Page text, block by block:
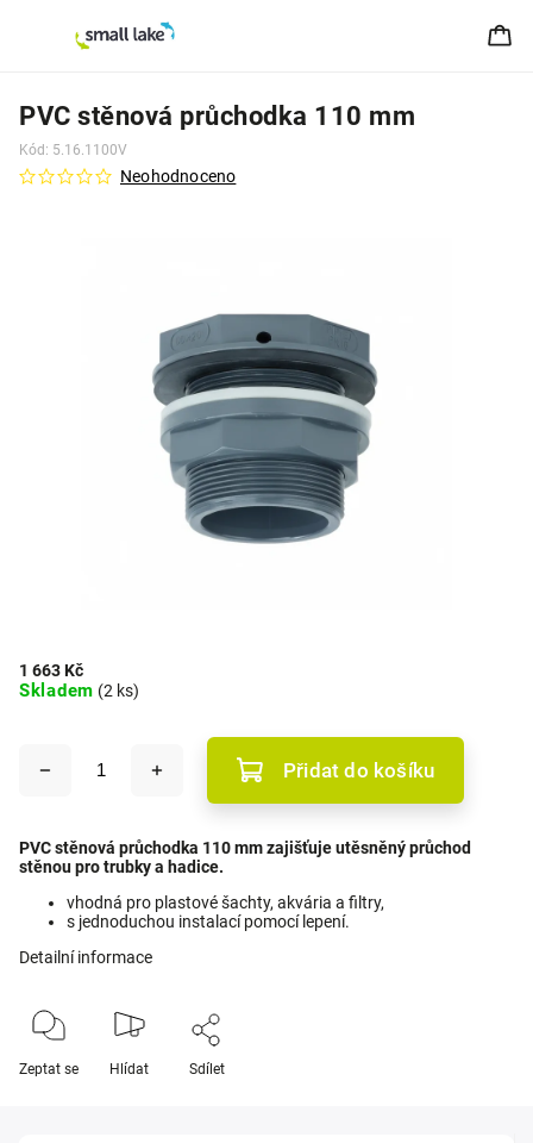
PVC stěnová průchodka 110 mm
Kód: 5.16.1100V
Neohodnoceno
1 663 Kč
Skladem (2 ks)
Přidat do košíku
PVC stěnová průchodka 110 mm zajišťuje utěsněný průchod
stěnou pro trubky a hadice.
vhodná pro plastové šachty, akvária a filtry,
s jednoduchou instalací pomocí lepení.
Detailní informace
Zeptat se Hlídat Sdílet